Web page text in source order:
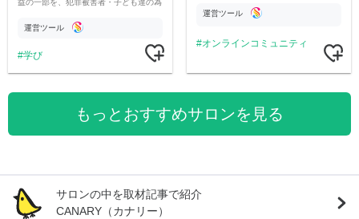
益の一部を、犯罪被害者・子ども達の為
す運営ツール
学び
運営ツール
オンラインコミュニティ
もっとおすすめサロンを見る
サロンの中を取材記事で紹介
CANARY（カナリー）